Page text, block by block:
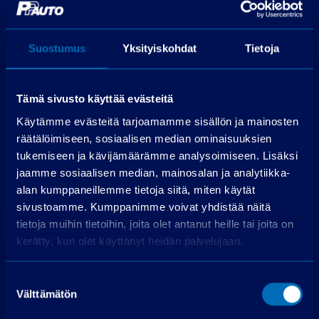
Suostumus Yksityiskohdat Tietoja
Tämä sivusto käyttää evästeitä
Käytämme evästeitä tarjoamamme sisällön ja mainosten
räätälöimiseen, sosiaalisen median ominaisuuksien
tukemiseen ja kävijämäärämme analysoimiseen. Lisäksi
jaamme sosiaalisen median, mainosalan ja analytiikka-
alan kumppaneillemme tietoja siitä, miten käytät
sivustoamme. Kumppanimme voivat yhdistää näitä
tietoja muihin tietoihin, joita olet antanut heille tai joita on
kerätty, kun olet käyttänyt heidän palvelujaan.
valinta
Välttämätön
Haluamme toivottaa nykyiset sekä tulevat
asiakkaamme Tervetulleeksi tutustumaan
sähköautoilun uuden sukupolven
vaihtoehtoihin Raisioon!
Petteri Heiskanen
Toimitusjohtaja
PP Auto Oy